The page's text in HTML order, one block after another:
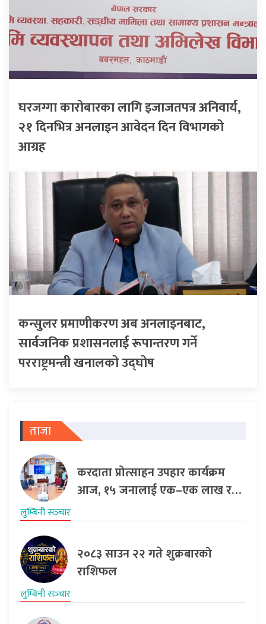
घरजग्गा कारोबारका लागि इजाजतपत्र अनिवार्य,
२१ दिनभित्र अनलाइन आवेदन दिन विभागको
आग्रह
कन्सुलर प्रमाणीकरण अब अनलाइनबाट,
सार्वजनिक प्रशासनलाई रूपान्तरण गर्ने
परराष्ट्रमन्त्री खनालको उद्घोष
ताजा
करदाता प्रोत्साहन उपहार कार्यक्रम
आज, १५ जनालाई एक–एक लाख र…
लुम्बिनी सञ्‍चार
२०८३ साउन २२ गते शुक्रबारको
राशिफल
लुम्बिनी सञ्‍चार